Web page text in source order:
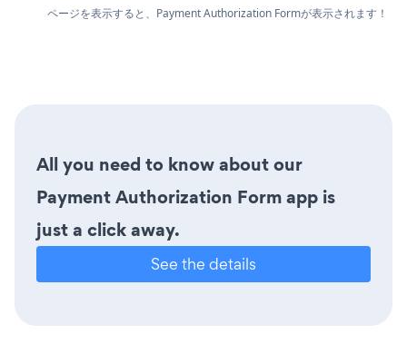
ページを表示すると、Payment Authorization Formが表示されます！
All you need to know about our
Payment Authorization Form app is
just a click away.
See the details